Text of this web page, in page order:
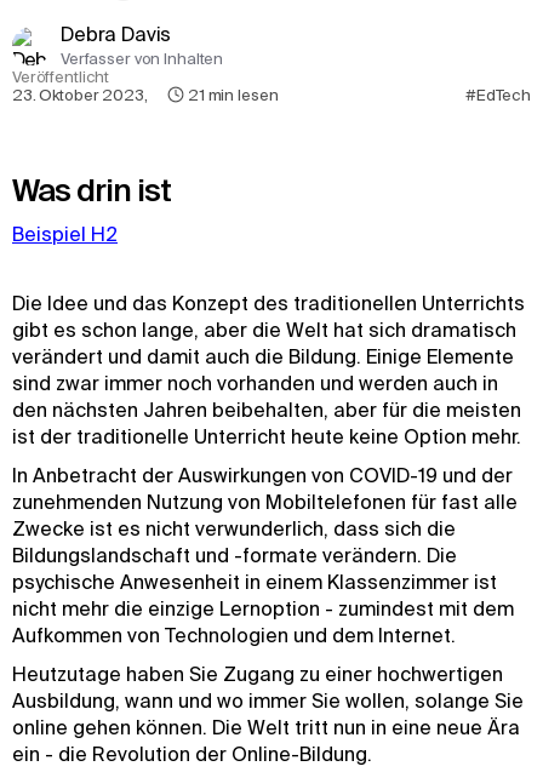
Debra Davis
Verfasser von Inhalten
Veröffentlicht
23. Oktober 2023, 21 min lesen #EdTech
Was drin ist
Beispiel H2
Die Idee und das Konzept des traditionellen Unterrichts
gibt es schon lange, aber die Welt hat sich dramatisch
verändert und damit auch die Bildung. Einige Elemente
sind zwar immer noch vorhanden und werden auch in
den nächsten Jahren beibehalten, aber für die meisten
ist der traditionelle Unterricht heute keine Option mehr.
In Anbetracht der Auswirkungen von COVID-19 und der
zunehmenden Nutzung von Mobiltelefonen für fast alle
Zwecke ist es nicht verwunderlich, dass sich die
Bildungslandschaft und -formate verändern. Die
psychische Anwesenheit in einem Klassenzimmer ist
nicht mehr die einzige Lernoption - zumindest mit dem
Aufkommen von Technologien und dem Internet.
Heutzutage haben Sie Zugang zu einer hochwertigen
Ausbildung, wann und wo immer Sie wollen, solange Sie
online gehen können. Die Welt tritt nun in eine neue Ära
ein - die Revolution der Online-Bildung.